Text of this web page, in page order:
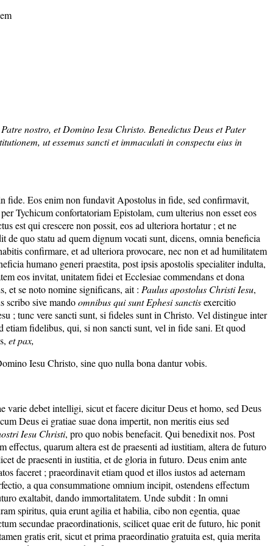
nostro, et Domino Iesu Christo. Benedictus Deus et Pater
ut essemus sancti et immaculati in conspectu eius in
fide. Eos enim non fundavit Apostolus in fide, sed confirmavit,
Tychicum confortatoriam Epistolam, cum ulterius non esset eos
est qui crescere non possit, eos ad ulteriora hortatur ; et ne
de quo statu ad quem dignum vocati sunt, dicens, omnia beneficia
confirmare, et ad ulteriora provocare, nec non et ad humilitatem
humano generi praestita, post ipsis apostolis specialiter indulta,
eos invitat, unitatem fidei et Ecclesiae commendans et dona
et se noto nomine significans, ait : Paulus apostolus Christi Iesu,
scribo sive mandoomnibus qui sunt Ephesi sanctisexercitio
; tunc vere sancti sunt, si fideles sunt in Christo. Vel distingue inter
etiam fidelibus, qui, si non sancti sunt, vel in fide sani. Et quod
et pax,
Iesu Christo, sine quo nulla bona dantur vobis.
debet intelligi, sicut et facere dicitur Deus et homo, sed Deus
Deus ei gratiae suae dona impertit, non meritis eius sed
Iesu Christi, pro quo nobis benefacit. Qui benedixit nos. Post
quarum altera est de praesenti ad iustitiam, altera de futuro
de praesenti in iustitia, et de gloria in futuro. Deus enim ante
faceret ; praeordinavit etiam quod et illos iustos ad aeternam
a qua consummatione omnium incipit, ostendens effectum
exaltabit, dando immortalitatem. Unde subdit : In omni
spiritus, quia erunt agilia et habilia, cibo non egentia, quae
secundae praeordinationis, scilicet quae erit de futuro, hic ponit
gratis erit, sicut et prima praeordinatio gratuita est, quia merita